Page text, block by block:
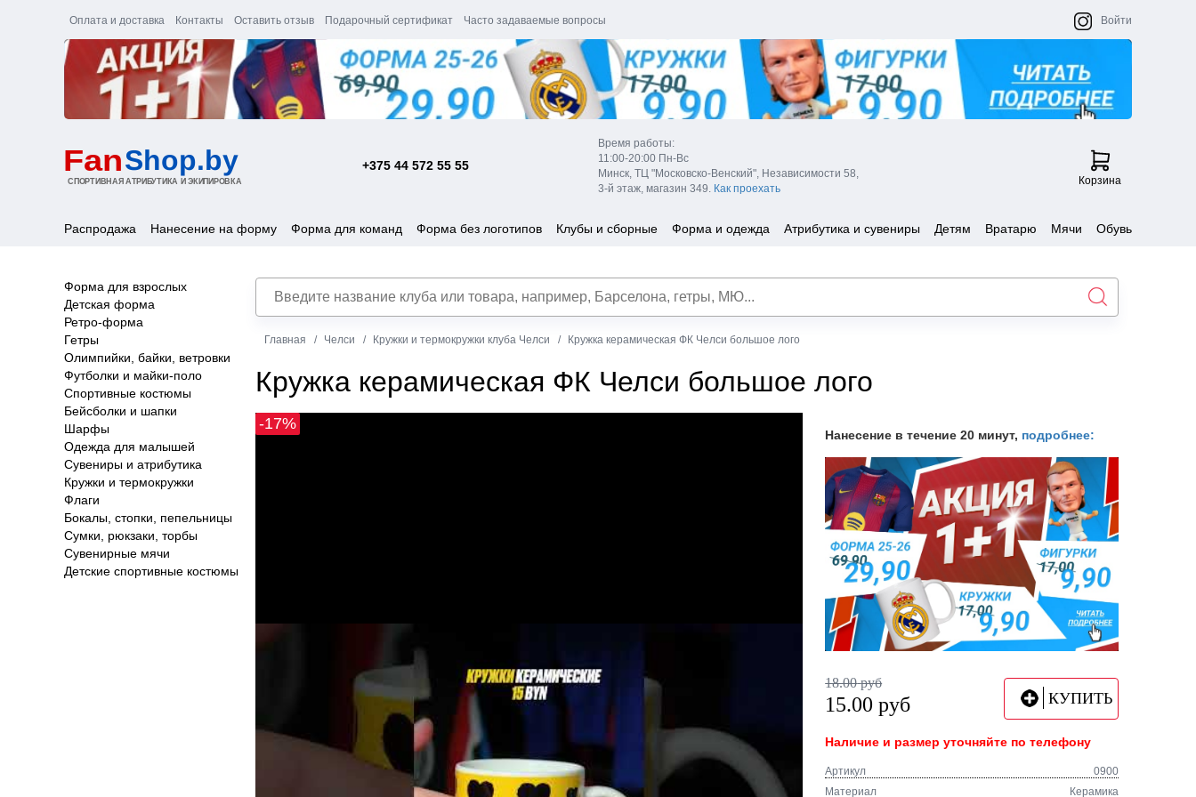
Оплата и доставка Контакты Оставить отзыв Подарочный сертификат Часто задаваемые вопросы Войти
+375 44 572 55 55
Время работы:
11:00-20:00 Пн-Вс
Минск, ТЦ "Московско-Венский", Независимости 58,
3-й этаж, магазин 349. Как проехать
Корзина
Распродажа Нанесение на форму Форма для команд Форма без логотипов Клубы и сборные Форма и одежда Атрибутика и сувениры Детям Вратарю Мячи Обувь
Форма для взрослых
Детская форма
Ретро-форма
Гетры
Олимпийки, байки, ветровки
Футболки и майки-поло
Спортивные костюмы
Бейсболки и шапки
Шарфы
Одежда для малышей
Сувениры и атрибутика
Кружки и термокружки
Флаги
Бокалы, стопки, пепельницы
Сумки, рюкзаки, торбы
Сувенирные мячи
Детские спортивные костюмы
Главная Челси Кружки и термокружки клуба Челси Кружка керамическая ФК Челси большое лого
Кружка керамическая ФК Челси большое лого
-17%
Нанесение в течение 20 минут, подробнее:
18.00 руб
15.00 руб КУПИТЬ
Наличие и размер уточняйте по телефону
Артикул
0900
Материал
Керамика